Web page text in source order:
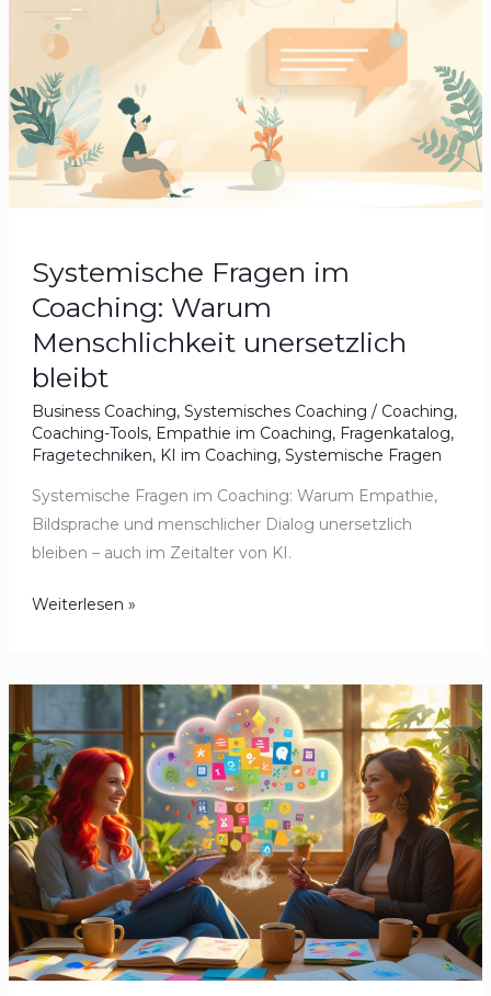
Systemische Fragen im
Coaching: Warum
Menschlichkeit unersetzlich
bleibt
Business Coaching, Systemisches Coaching / Coaching,
Coaching-Tools, Empathie im Coaching, Fragenkatalog,
Fragetechniken, KI im Coaching, Systemische Fragen
Systemische Fragen im Coaching: Warum Empathie,
Bildsprache und menschlicher Dialog unersetzlich
bleiben – auch im Zeitalter von KI.
Coaching:
Warum
Menschlichkeit
unersetzlich
bleibt
Weiterlesen »
Aha-
Momente
mit
ChatGPT:
So
nutze
ich
KI
im
Coaching-
Alltag